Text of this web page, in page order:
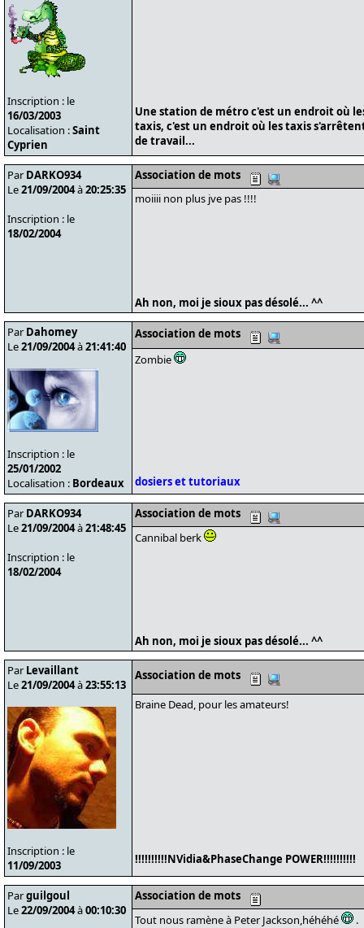
Inscription : le
16/03/2003
Localisation :Saint
Cyprien
Une station de métro c'est un endroit où
taxis, c'est un endroit où les taxis
de travail...
Par DARKO934
Le21/09/2004à20:25:35
Inscription : le
18/02/2004
Association de mots
moiiii non plus jve pas !!!!
Ah non, moi je sioux pas désolé... ^^
Par Dahomey
Le21/09/2004à21:41:40
Inscription : le
25/01/2002
Localisation : Bordeaux
Association de mots
Zombie
dosiers et tutoriaux
Par DARKO934
Le21/09/2004à21:48:45
Inscription : le
18/02/2004
Association de mots
Cannibal berk
Ah non, moi je sioux pas désolé... ^^
Par Levaillant
Le21/09/2004à23:55:13
Inscription : le
11/09/2003
Association de mots
Braine Dead, pour les amateurs!
!!!!!!!!!!NVidia&PhaseChange POWER!!!!!!!!!!
Parguilgoul
Le22/09/2004à00:10:30
Association de mots
Tout nous ramène à Peter Jackson,héhéhé
.